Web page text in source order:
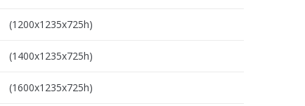
(1200х1235х725h)
(1400х1235х725h)
(1600х1235х725h)